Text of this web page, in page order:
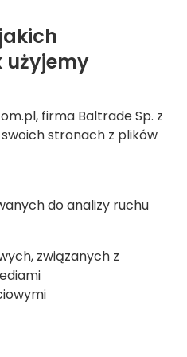
mnie o dostępności
użyjemy
firma Baltrade Sp. z
stronach z plików
do analizy ruchu
związanych z